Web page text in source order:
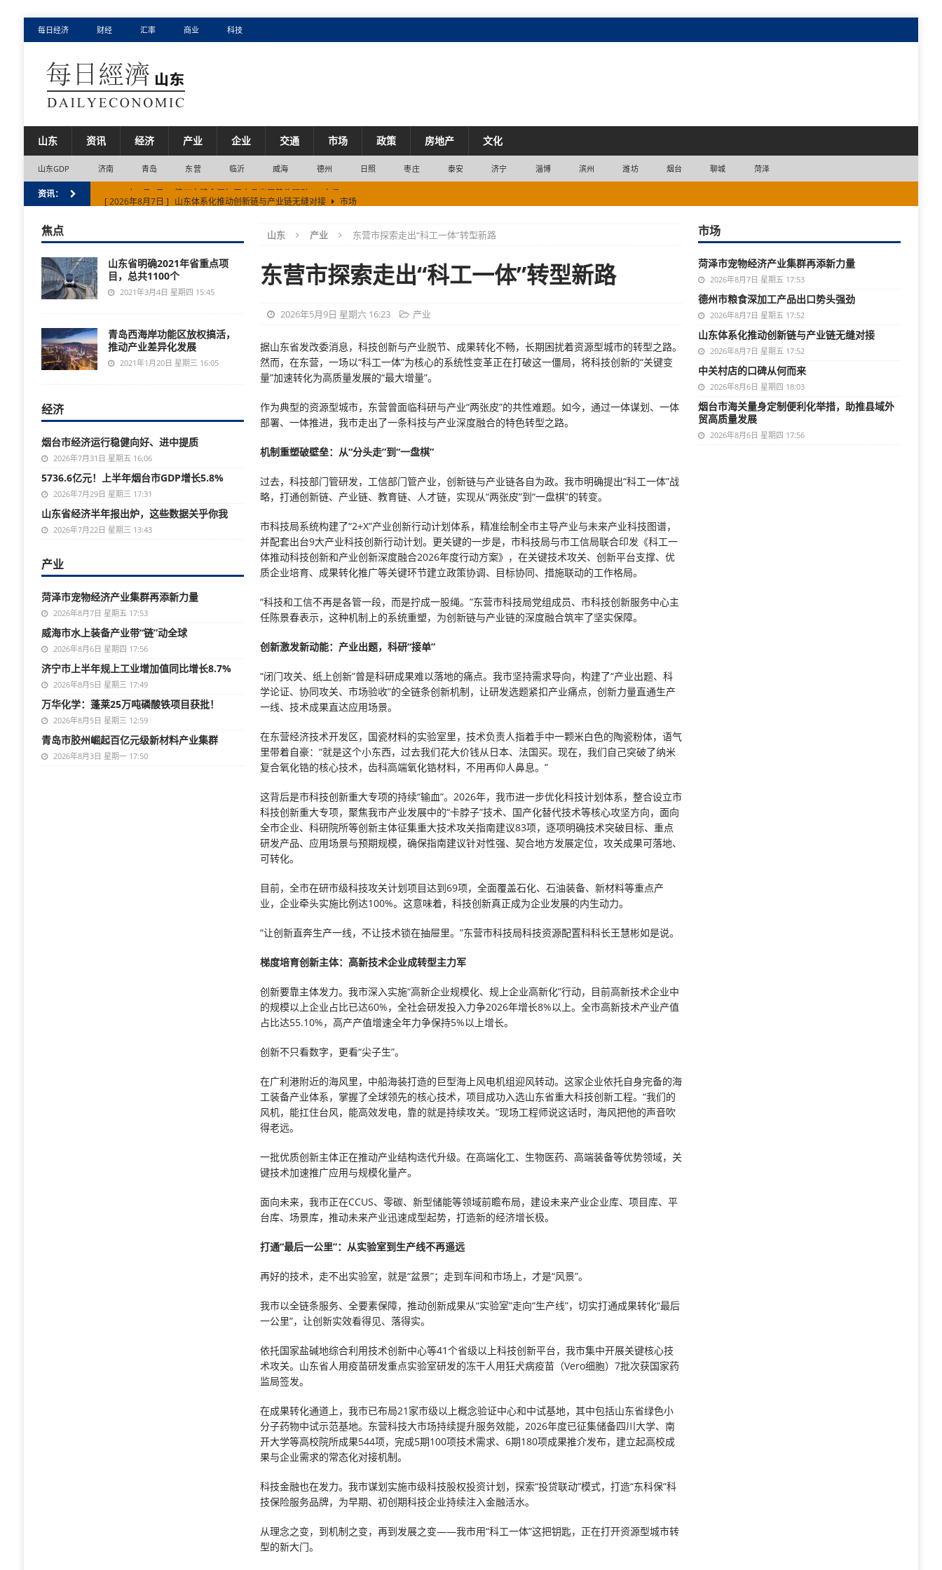
每日经济 财经 汇率 商业 科技
山东 资讯 经济 产业 企业 交通 市场 政策 房地产 文化
山东GDP 济南 青岛 东营 临沂 威海 德州 日照 枣庄 泰安 济宁 淄博 滨州 潍坊 烟台 聊城 菏泽
资讯： [ 2026年8月7日 ] 山东体系化推动创新链与产业链无缝对接
市场
[ 2026年8月6日 ] 青岛成信马达：智造“马达”驱动产业发展
企业
[ 2026年8月7日 ] 菏泽市宠物经济产业集群再添新力量
产业
[ 2026年8月7日 ]
德州市粮食深加工产品出口势头强劲 市场
山东 产业 东营市探索走出“科工一体”转型新路
东营市探索走出“科工一体”转型新路
2026年5月9日 星期六 16:23 产业
据山东省发改委消息，科技创新与产业脱节、成果转化不畅，长期困扰着资源型城市的转型之路。
然而，在东营，一场以“科工一体”为核心的系统性变革正在打破这一僵局，将科技创新的“关键变
量”加速转化为高质量发展的“最大增量”。
作为典型的资源型城市，东营曾面临科研与产业“两张皮”的共性难题。如今，通过一体谋划、一体
部署、一体推进，我市走出了一条科技与产业深度融合的特色转型之路。
机制重塑破壁垒：从“分头走”到“一盘棋”
过去，科技部门管研发，工信部门管产业，创新链与产业链各自为政。我市明确提出“科工一体”战
略，打通创新链、产业链、教育链、人才链，实现从“两张皮”到“一盘棋”的转变。
市科技局系统构建了“2+X”产业创新行动计划体系，精准绘制全市主导产业与未来产业科技图谱，
并配套出台9大产业科技创新行动计划。更关键的一步是，市科技局与市工信局联合印发《科工一
体推动科技创新和产业创新深度融合2026年度行动方案》，在关键技术攻关、创新平台支撑、优
质企业培育、成果转化推广等关键环节建立政策协调、目标协同、措施联动的工作格局。
“科技和工信不再是各管一段，而是拧成一股绳。”东营市科技局党组成员、市科技创新服务中心主
任陈景春表示，这种机制上的系统重塑，为创新链与产业链的深度融合筑牢了坚实保障。
创新激发新动能：产业出题，科研“接单”
“闭门攻关、纸上创新”曾是科研成果难以落地的痛点。我市坚持需求导向，构建了“产业出题、科
学论证、协同攻关、市场验收”的全链条创新机制，让研发选题紧扣产业痛点，创新力量直通生产
一线、技术成果直达应用场景。
在东营经济技术开发区，国瓷材料的实验室里，技术负责人指着手中一颗米白色的陶瓷粉体，语气
里带着自豪：“就是这个小东西，过去我们花大价钱从日本、法国买。现在，我们自己突破了纳米
复合氧化锆的核心技术，齿科高端氧化锆材料，不用再仰人鼻息。”
这背后是市科技创新重大专项的持续“输血”。2026年，我市进一步优化科技计划体系，整合设立市
科技创新重大专项，聚焦我市产业发展中的“卡脖子”技术、国产化替代技术等核心攻坚方向，面向
全市企业、科研院所等创新主体征集重大技术攻关指南建议83项，逐项明确技术突破目标、重点
研发产品、应用场景与预期规模，确保指南建议针对性强、契合地方发展定位，攻关成果可落地、
可转化。
目前，全市在研市级科技攻关计划项目达到69项，全面覆盖石化、石油装备、新材料等重点产
业，企业牵头实施比例达100%。这意味着，科技创新真正成为企业发展的内生动力。
“让创新直奔生产一线，不让技术锁在抽屉里。”东营市科技局科技资源配置科科长王慧彬如是说。
梯度培育创新主体：高新技术企业成转型主力军
创新要靠主体发力。我市深入实施“高新企业规模化、规上企业高新化”行动，目前高新技术企业中
的规模以上企业占比已达60%，全社会研发投入力争2026年增长8%以上。全市高新技术产业产值
占比达55.10%，高产产值增速全年力争保持5%以上增长。
创新不只看数字，更看“尖子生”。
在广利港附近的海风里，中船海装打造的巨型海上风电机组迎风转动。这家企业依托自身完备的海
工装备产业体系，掌握了全球领先的核心技术，项目成功入选山东省重大科技创新工程。“我们的
风机，能扛住台风，能高效发电，靠的就是持续攻关。”现场工程师说这话时，海风把他的声音吹
得老远。
一批优质创新主体正在推动产业结构迭代升级。在高端化工、生物医药、高端装备等优势领域，关
键技术加速推广应用与规模化量产。
面向未来，我市正在CCUS、零碳、新型储能等领域前瞻布局，建设未来产业企业库、项目库、平
台库、场景库，推动未来产业迅速成型起势，打造新的经济增长极。
打通“最后一公里”：从实验室到生产线不再遥远
再好的技术，走不出实验室，就是“盆景”；走到车间和市场上，才是“风景”。
我市以全链条服务、全要素保障，推动创新成果从“实验室”走向“生产线”，切实打通成果转化“最后
一公里”，让创新实效看得见、落得实。
依托国家盐碱地综合利用技术创新中心等41个省级以上科技创新平台，我市集中开展关键核心技
术攻关。山东省人用疫苗研发重点实验室研发的冻干人用狂犬病疫苗（Vero细胞）7批次获国家药
监局签发。
在成果转化通道上，我市已布局21家市级以上概念验证中心和中试基地，其中包括山东省绿色小
分子药物中试示范基地。东营科技大市场持续提升服务效能，2026年度已征集储备四川大学、南
开大学等高校院所成果544项，完成5期100项技术需求、6期180项成果推介发布，建立起高校成
果与企业需求的常态化对接机制。
科技金融也在发力。我市谋划实施市级科技股权投资计划，探索“投贷联动”模式，打造“东科保”科
技保险服务品牌，为早期、初创期科技企业持续注入金融活水。
从理念之变，到机制之变，再到发展之变——我市用“科工一体”这把钥匙，正在打开资源型城市转
型的新大门。
焦点
山东省明确2021年省重点项
目，总共1100个
2021年3月4日 星期四 15:45
青岛西海岸功能区放权搞活，
推动产业差异化发展
2021年1月20日 星期三 16:05
经济
烟台市经济运行稳健向好、进中提质
2026年7月31日 星期五 16:06
5736.6亿元！上半年烟台市GDP增长5.8%
2026年7月29日 星期三 17:31
山东省经济半年报出炉，这些数据关乎你我
2026年7月22日 星期三 13:43
产业
菏泽市宠物经济产业集群再添新力量
2026年8月7日 星期五 17:53
威海市水上装备产业带“链”动全球
2026年8月6日 星期四 17:56
济宁市上半年规上工业增加值同比增长8.7%
2026年8月5日 星期三 17:49
万华化学：蓬莱25万吨磷酸铁项目获批！
2026年8月5日 星期三 12:59
青岛市胶州崛起百亿元级新材料产业集群
2026年8月3日 星期一 17:50
市场
菏泽市宠物经济产业集群再添新力量
2026年8月7日 星期五 17:53
德州市粮食深加工产品出口势头强劲
2026年8月7日 星期五 17:52
山东体系化推动创新链与产业链无缝对接
2026年8月7日 星期五 17:52
中关村店的口碑从何而来
2026年8月6日 星期四 18:03
烟台市海关量身定制便利化举措，助推县域外
贸高质量发展
2026年8月6日 星期四 17:56